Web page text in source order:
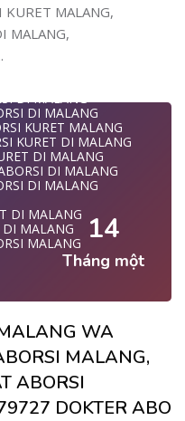
MALANG,
MALANG,
MALANG
DI MALANG
DI MALANG
KURET MALANG
KURET DI MALANG
DI MALANG
DI MALANG
DI MALANG
DI MALANG
MALANG
MALANG 14
Tháng một
WA
MALANG,
ABORSI
DOKTER ABO